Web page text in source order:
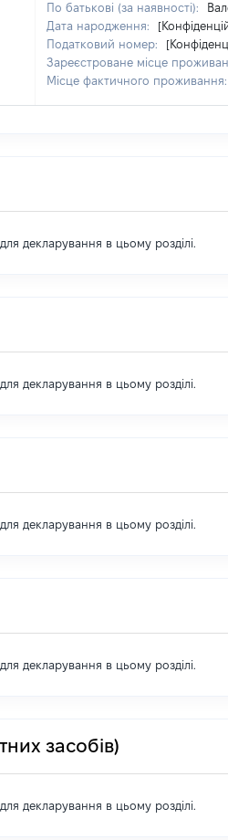
По батькові (за наявності):
Дата народження:
Податковий номер:
Зареєстроване місце
Місце фактичного проживання:
декларування в цьому розділі.
декларування в цьому розділі.
декларування в цьому розділі.
декларування в цьому розділі.
засобів)
декларування в цьому розділі.